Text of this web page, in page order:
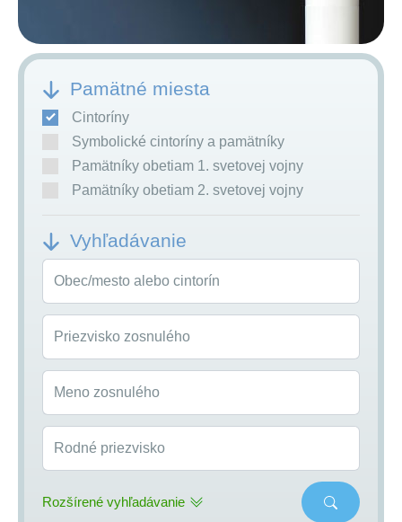
Pamätné miesta
Cintoríny
Symbolické cintoríny a pamätníky
Pamätníky obetiam 1. svetovej vojny
Pamätníky obetiam 2. svetovej vojny
Vyhľadávanie
Obec/mesto alebo cintorín
Priezvisko zosnulého
Meno zosnulého
Rodné priezvisko
Rozšírené vyhľadávanie